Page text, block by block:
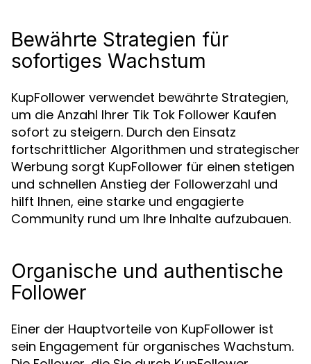
Bewährte Strategien für
sofortiges Wachstum
KupFollower verwendet bewährte Strategien,
um die Anzahl Ihrer Tik Tok Follower Kaufen
sofort zu steigern. Durch den Einsatz
fortschrittlicher Algorithmen und strategischer
Werbung sorgt KupFollower für einen stetigen
und schnellen Anstieg der Followerzahl und
hilft Ihnen, eine starke und engagierte
Community rund um Ihre Inhalte aufzubauen.
Organische und authentische
Follower
Einer der Hauptvorteile von KupFollower ist
sein Engagement für organisches Wachstum.